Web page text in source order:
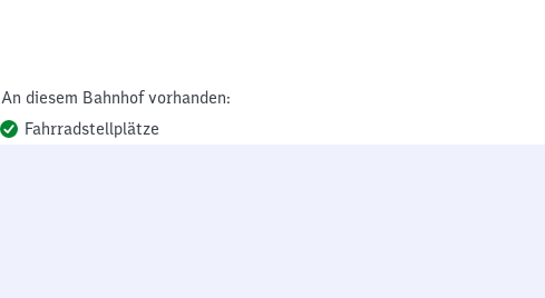
An diesem Bahnhof vorhanden:
Fahrradstellplätze